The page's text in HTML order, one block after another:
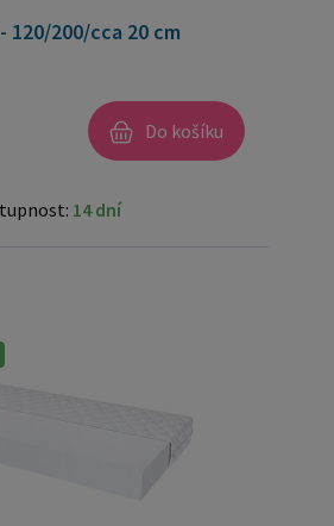
120/200/cca 20 cm
Do košíku
14 dní